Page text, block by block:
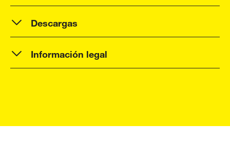
Descargas
Información legal